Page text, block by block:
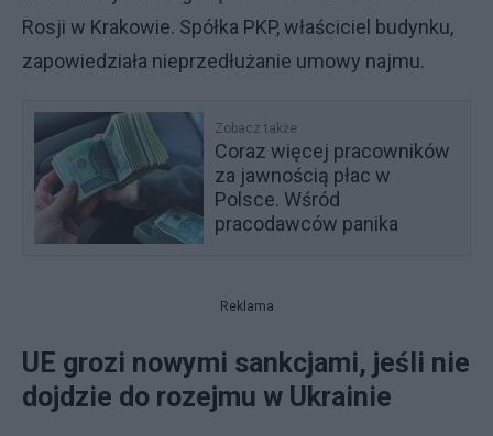
Rosji w Krakowie. Spółka PKP, właściciel budynku,
zapowiedziała nieprzedłużanie umowy najmu.
Zobacz także
Coraz więcej pracowników
za jawnością płac w
Polsce. Wśród
pracodawców panika
Reklama
UE grozi nowymi sankcjami, jeśli nie
dojdzie do rozejmu w Ukrainie